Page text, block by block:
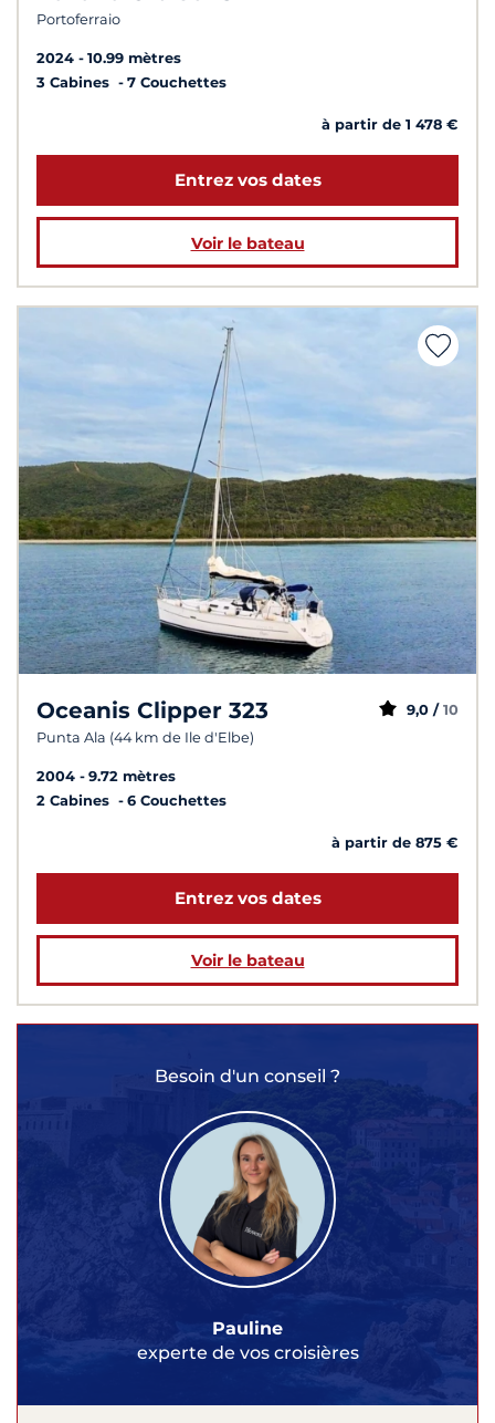
Portoferraio
2024
10.99 mètres
3 Cabines
7 Couchettes
à partir de 1 478 €
Entrez vos dates
Voir le bateau
Oceanis Clipper 323
Punta Ala (44 km de Ile d'Elbe)
9,0 / 10
2004
9.72 mètres
2 Cabines
6 Couchettes
à partir de 875 €
Entrez vos dates
Voir le bateau
Besoin d'un conseil ?
Pauline
experte de vos croisières